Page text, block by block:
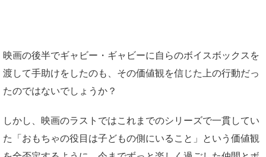
映画の後半でギャビー・ギャビーに自らのボイスボックスを
渡して手助けをしたのも、その価値観を信じた上の行動だっ
たのではないでしょうか？
しかし、映画のラストではこれまでのシリーズで一貫してい
た「おもちゃの役目は子どもの側にいること」という価値観